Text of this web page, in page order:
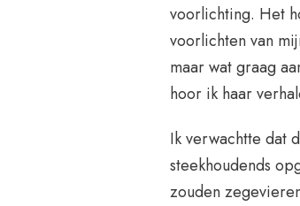
voorlichting. Het
voorlichten van
maar wat graag
hoor ik haar
Ik verwachtte dat
steekhoudends
zouden